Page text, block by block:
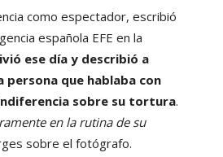
como espectador, escribió
española EFE en la
ese día y describió a
persona que hablaba con
sobre su tortura.
en la rutina de su
sobre el fotógrafo.